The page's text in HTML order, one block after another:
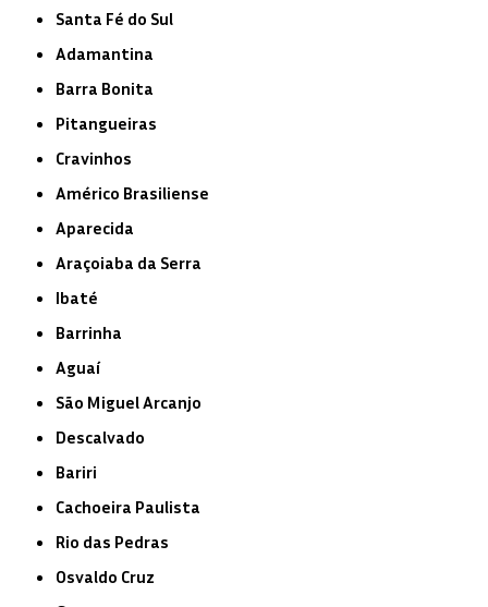
Santa Fé do Sul
Adamantina
Barra Bonita
Pitangueiras
Cravinhos
Américo Brasiliense
Aparecida
Araçoiaba da Serra
Ibaté
Barrinha
Aguaí
São Miguel Arcanjo
Descalvado
Bariri
Cachoeira Paulista
Rio das Pedras
Osvaldo Cruz